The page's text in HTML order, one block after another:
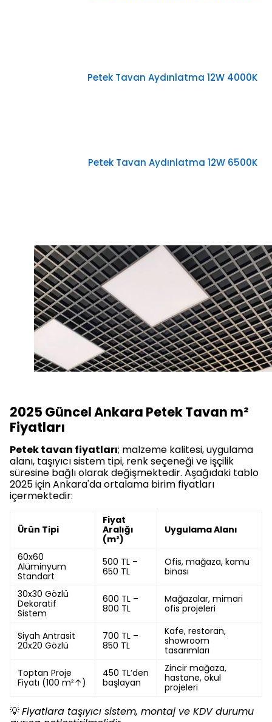
Petek Tavan Aydınlatma 12W 4000K
Petek Tavan Aydınlatma 12W 6500K
2025 Güncel Ankara Petek Tavan m²
Fiyatları
Petek tavan fiyatları; malzeme kalitesi, uygulama
alanı, taşıyıcı sistem tipi, renk seçeneği ve işçilik
süresine bağlı olarak değişmektedir. Aşağıdaki tablo
2025 için Ankara'da ortalama birim fiyatları
içermektedir:
Ürün Tipi
Fiyat
Aralığı
(m²)
Uygulama Alanı
60x60
Alüminyum
Standart
500 TL –
650 TL
Ofis, mağaza, kamu
binası
30x30 Gözlü
Dekoratif
Sistem
600 TL –
800 TL
Mağazalar, mimari
ofis projeleri
Siyah Antrasit
20x20 Gözlü
700 TL –
850 TL
Kafe, restoran,
showroom
tasarımları
Toptan Proje
Fiyatı (100 m²↑)
450 TL’den
başlayan
Zincir mağaza,
hastane, okul
projeleri
💡Fiyatlara taşıyıcı sistem, montaj ve KDV durumu